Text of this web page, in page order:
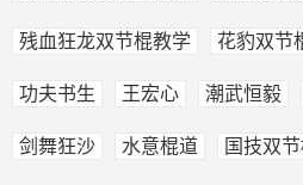
残血狂龙双节棍教学 花豹双节
功夫书生 王宏心 潮武恒毅
剑舞狂沙 水意棍道 国技双